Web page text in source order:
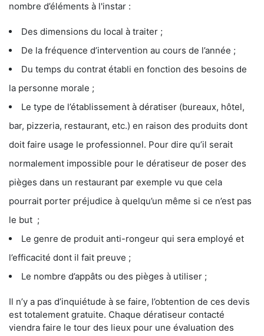
nombre d’éléments à l'instar :
Des dimensions du local à traiter ;
De la fréquence d’intervention au cours de l’année ;
Du temps du contrat établi en fonction des besoins de
la personne morale ;
Le type de l’établissement à dératiser (bureaux, hôtel,
bar, pizzeria, restaurant, etc.) en raison des produits dont
doit faire usage le professionnel. Pour dire qu’il serait
normalement impossible pour le dératiseur de poser des
pièges dans un restaurant par exemple vu que cela
pourrait porter préjudice à quelqu’un même si ce n’est pas
le but ;
Le genre de produit anti-rongeur qui sera employé et
l’efficacité dont il fait preuve ;
Le nombre d’appâts ou des pièges à utiliser ;
Il n’y a pas d’inquiétude à se faire, l’obtention de ces devis
est totalement gratuite. Chaque dératiseur contacté
viendra faire le tour des lieux pour une évaluation des